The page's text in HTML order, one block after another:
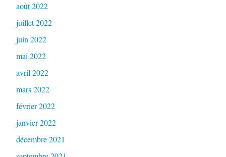
août 2022
juillet 2022
juin 2022
mai 2022
avril 2022
mars 2022
février 2022
janvier 2022
décembre 2021